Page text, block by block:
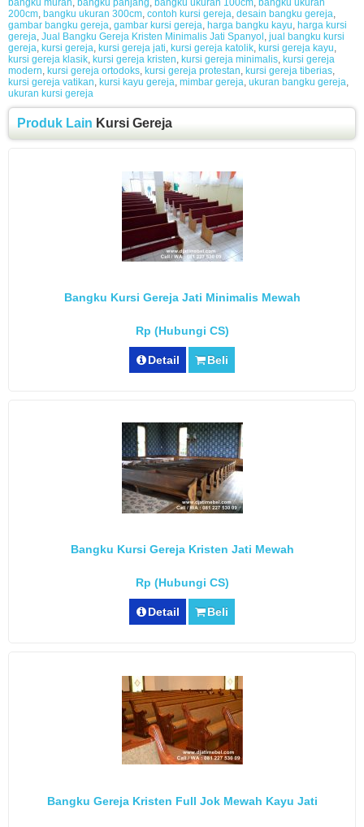
bangku murah, bangku panjang , bangku ukuran 100cm, bangku ukuran
200cm, bangku ukuran 300cm, contoh kursi gereja, desain bangku gereja,
gambar bangku gereja, gambar kursi gereja, harga bangku kayu, harga kursi
gereja, Jual Bangku Gereja Kristen Minimalis Jati Spanyol , jual bangku kursi
gereja, kursi gereja, kursi gereja jati, kursi gereja katolik, kursi gereja kayu,
kursi gereja klasik, kursi gereja kristen, kursi gereja minimalis, kursi gereja
modern, kursi gereja ortodoks, kursi gereja protestan, kursi gereja tiberias,
kursi gereja vatikan, kursi kayu gereja, mimbar gereja, ukuran bangku gereja,
ukuran kursi gereja
Produk Lain Kursi Gereja
Bangku Kursi Gereja Jati Minimalis Mewah
Rp (Hubungi CS)
Detail Beli
Bangku Kursi Gereja Kristen Jati Mewah
Rp (Hubungi CS)
Detail Beli
Bangku Gereja Kristen Full Jok Mewah Kayu Jati